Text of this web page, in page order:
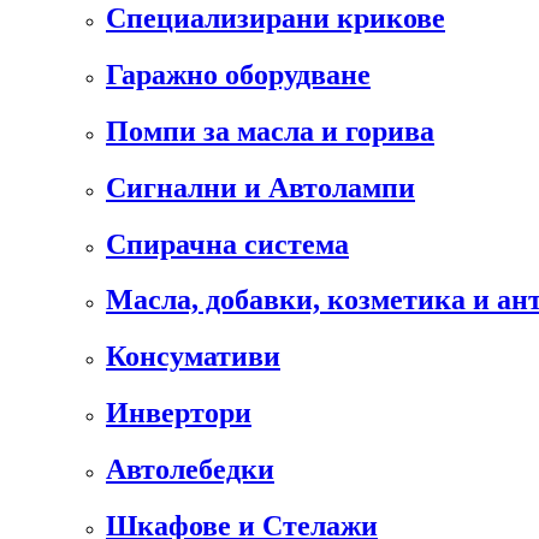
Специализирани крикове
Гаражно оборудване
Помпи за масла и горива
Сигнални и Автолампи
Спирачна система
Масла, добавки, козметика и
Консумативи
Инвертори
Автолебедки
Шкафове и Стелажи